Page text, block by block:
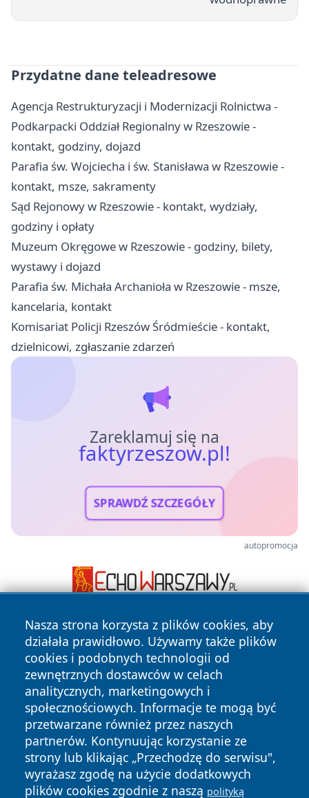
Przydatne dane teleadresowe
Agencja Restrukturyzacji i Modernizacji Rolnictwa -
Podkarpacki Oddział Regionalny w Rzeszowie -
kontakt, godziny, dojazd
Parafia św. Wojciecha i św. Stanisława w Rzeszowie -
kontakt, msze, sakramenty
Sąd Rejonowy w Rzeszowie - kontakt, wydziały,
godziny i opłaty
Muzeum Okręgowe w Rzeszowie - godziny, bilety,
wystawy i dojazd
Parafia św. Michała Archanioła w Rzeszowie - msze,
kancelaria, kontakt
Komisariat Policji Rzeszów Śródmieście - kontakt,
dzielnicowi, zgłaszanie zdarzeń
Zareklamuj się na
faktyrzeszow.pl!
SPRAWDŹ SZCZEGÓŁY
autopromocja
Nasza strona korzysta z plików cookies, aby
działała prawidłowo. Używamy także plików
cookies i podobnych technologii od
zewnętrznych dostawców w celach
analitycznych, marketingowych i
społecznościowych. Informacje te mogą być
przetwarzane również przez naszych
partnerów. Kontynuując korzystanie ze
strony lub klikając „Przechodzę do serwisu",
wyrażasz zgodę na użycie dodatkowych
plików cookies zgodnie z naszą polityką
Copyright © 2026 faktyrzeszow.pl Wszystkie prawa
zastrzeżone.
News Autorzy
Polityka
Prywatności
Polityka
Cookies